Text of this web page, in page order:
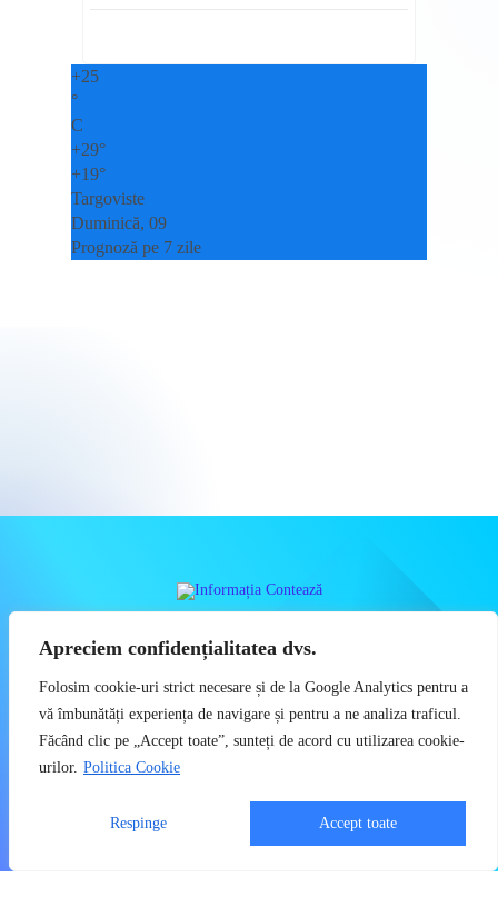
Apreciem confidențialitatea dvs.
Folosim cookie-uri strict necesare și de la Google Analytics pentru a
vă îmbunătăți experiența de navigare și pentru a ne analiza traficul.
Făcând clic pe „Accept toate”, sunteți de acord cu utilizarea cookie-
urilor. Politica Cookie
Respinge Accept toate
+25
°
C
+29°
+19°
Targoviste
Duminică, 09
Prognoză pe 7 zile
ADEVĂRAT
Știri, Dezvăluiri, Economie, Politică, Social
Utilizatorii pot descărca și tipări conținut de pe acest site doar pentru
uzul personal sau necomercial. Sunt INTERZISE copierea,
reproducerea, recompilarea, distribuirea, publicarea, afișarea,